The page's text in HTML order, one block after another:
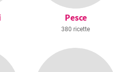
Pesce
380 ricette